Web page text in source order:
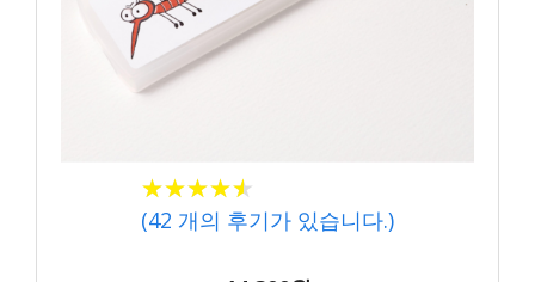
★★★★★
★★★★★
(42 개의 후기가 있습니다.)